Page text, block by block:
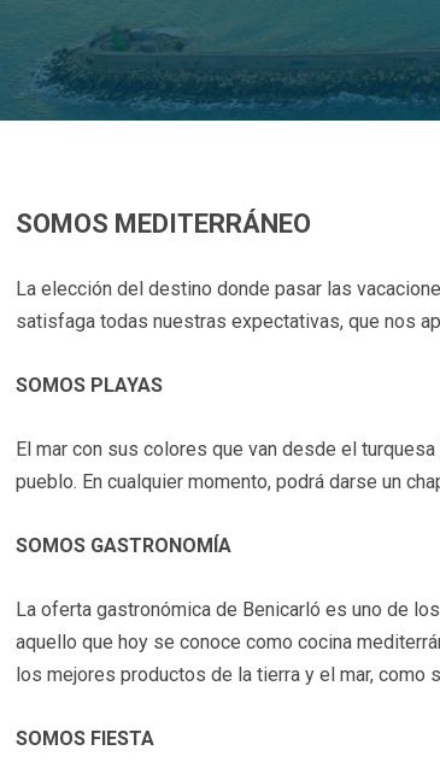
SOMOS MEDITERRÁNEO
La elección del destino donde pasar las
satisfaga todas nuestras expectativas, que nos
SOMOS PLAYAS
El mar con sus colores que van desde el
pueblo. En cualquier momento, podrá darse un
SOMOS GASTRONOMÍA
La oferta gastronómica de Benicarló es uno de
aquello que hoy se conoce como cocina
los mejores productos de la tierra y el mar, como
SOMOS FIESTA